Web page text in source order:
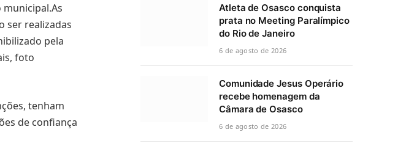
ser realizadas
pela
foto
tenham
de confiança
Atleta de Osasco conquista
prata no Meeting Paralímpico
do Rio de Janeiro
6 de agosto de 2026
Comunidade Jesus Operário
recebe homenagem da
Câmara de Osasco
6 de agosto de 2026